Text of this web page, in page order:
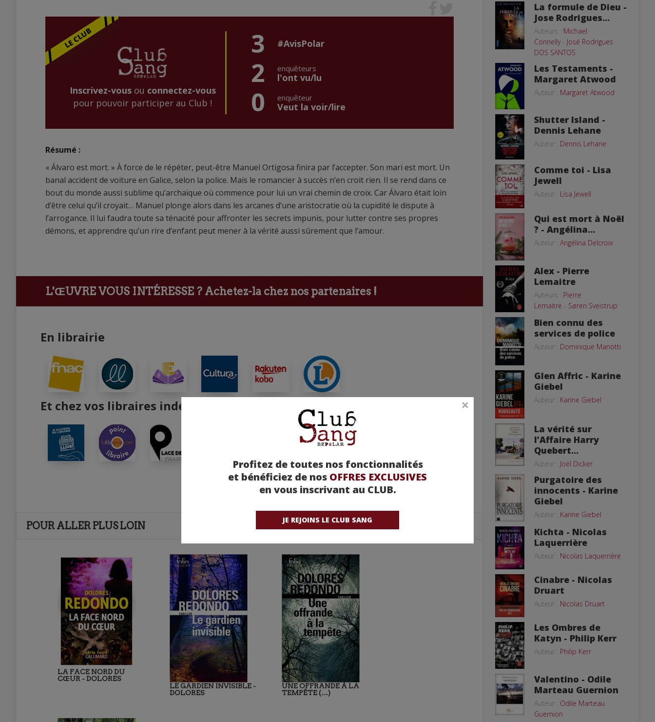
Profitez de toutes nos fonctionnalités
et bénéficiez de nos OFFRES EXCLUSIVES
en vous inscrivant au CLUB.
JE REJOINS LE CLUB SANG
Inscrivez-vousou connectez-vous
pour pouvoir participer au Club !
3 #AvisPolar
2 enquêteurs
l'ont vu/lu
0 enquêteur
Veut la voir/lire
Résumé :
« Álvaro est mort. » À force de le répéter, peut-être Manuel Ortigosa finira par l’accepter. Son mari est mort. Un
banal accident de voiture en Galice, selon la police. Mais le romancier à succès n’en croit rien. Il se rend dans ce
bout du monde aussi sublime qu’archaïque où commence pour lui un vrai chemin de croix. Car Álvaro était loin
d’être celui qu’il croyait… Manuel plonge alors dans les arcanes d’une aristocratie où la cupidité le dispute à
l’arrogance. Il lui faudra toute sa ténacité pour affronter les secrets impunis, pour lutter contre ses propres
démons, et apprendre qu’un rire d’enfant peut mener à la vérité aussi sûrement que l’amour.
L'ŒUVRE VOUS INTÉRESSE ? Achetez-la chez nos partenaires !
En librairie
Et chez vos libraires indépendants
POUR ALLER PLUS LOIN
LA FACE NORD DU
CŒUR - DOLORES
LE GARDIEN INVISIBLE -
DOLORES
UNE OFFRANDE À LA
TEMPÊTE (…)
La formule de Dieu -
Jose Rodrigues...
Auteurs : Michael
Connelly- José Rodrigues
DOS SANTOS
Les Testaments -
Margaret Atwood
Auteur : Margaret Atwood
Shutter Island -
Dennis Lehane
Auteur : Dennis Lehane
Comme toi - Lisa
Jewell
Auteur : Lisa Jewell
Qui est mort à Noël
? - Angélina...
Auteur : Angélina Delcroix
Alex - Pierre
Lemaitre
Auteurs : Pierre
Lemaitre - Søren Sveistrup
Bien connu des
services de police
Auteur : Dominique Manotti
Glen Affric - Karine
Giebel
Auteur : Karine Giebel
La vérité sur
l’Affaire Harry
Quebert...
Auteur : Joël Dicker
Purgatoire des
innocents - Karine
Giebel
Auteur : Karine Giebel
Kichta - Nicolas
Laquerrière
Auteur : Nicolas Laquerrière
Cinabre - Nicolas
Druart
Auteur : Nicolas Druart
Les Ombres de
Katyn - Philip Kerr
Auteur : Philip Kerr
Valentino - Odile
Marteau Guernion
Auteur : Odile Marteau
Guernion